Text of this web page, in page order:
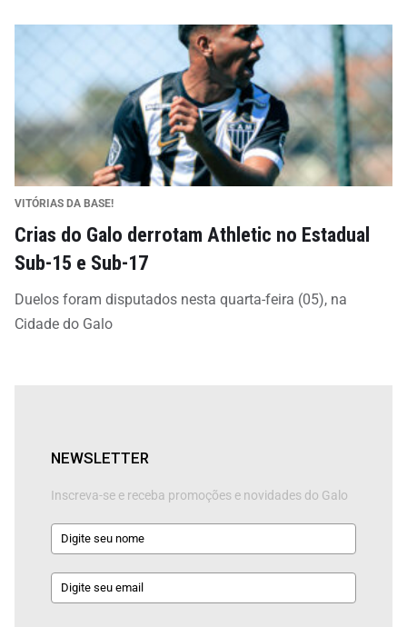
VITÓRIAS DA BASE!
Crias do Galo derrotam Athletic no Estadual
Sub-15 e Sub-17
Duelos foram disputados nesta quarta-feira (05), na
Cidade do Galo
NEWSLETTER
Inscreva-se e receba promoções e novidades do Galo